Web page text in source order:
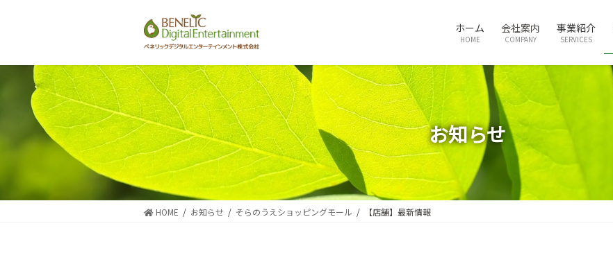
ホーム
HOME
会社案内
COMPANY
事業紹介
SERVICES
お知らせ
HOME お知らせ そらのうえショッピングモール 【店舗】最新情報